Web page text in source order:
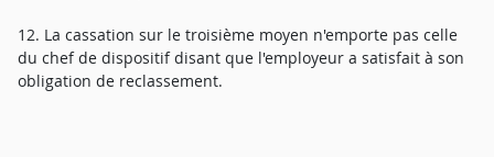
12. La cassation sur le troisième moyen n'emporte pas celle
du chef de dispositif disant que l'employeur a satisfait à son
obligation de reclassement.